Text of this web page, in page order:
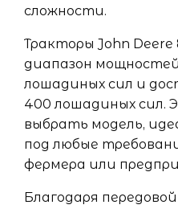
сложности.
Тракторы John
диапазон
лошадиных сил и
400 лошадиных сил.
выбрать модель,
под любые
фермера или
Благодаря